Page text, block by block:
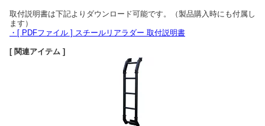
取付説明書は下記よりダウンロード可能です。（製品購入時にも付属し
ます）
・[ PDFファイル ] スチールリアラダー 取付説明書
[ 関連アイテム ]